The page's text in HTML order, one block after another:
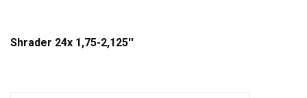
Shrader 24x 1,75-2,125''